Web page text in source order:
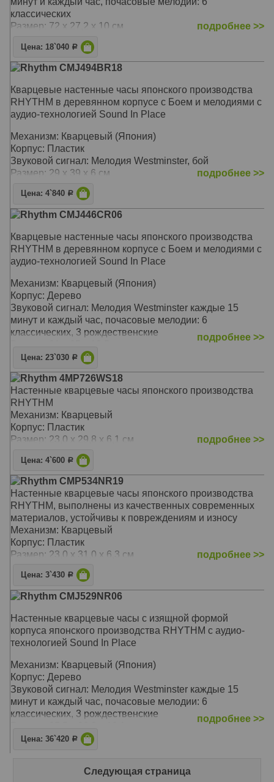
классических
Размер: 72 х 27,2 х 10 см
подробнее >>
Цена: 18`040 Р
Rhythm CMJ494BR18
Кварцевые настенные часы японского производства
RHYTHM в деревянном корпусе с Боем и мелодиями с
аудио-технологией Sound In Place
Механизм: Кварцевый (Япония)
Корпус: Пластик
Звуковой сигнал: Мелодия Westminster, бой
Размер: 29 х 39 х 6 см
подробнее >>
Цена: 4`840 Р
Rhythm CMJ446CR06
Кварцевые настенные часы японского производства
RHYTHM в деревянном корпусе с Боем и мелодиями с
аудио-технологией Sound In Place
Механизм: Кварцевый (Япония)
Корпус: Дерево
Звуковой сигнал: Мелодия Westminster каждые 15
минут и каждый час, почасовые мелодии: 6
классических, 3 рождественские
подробнее >>
Цена: 23`030 Р
Rhythm 4MP726WS18
Настенные кварцевые часы японского производства
RHYTHM
Механизм: Кварцевый
Корпус: Пластик
Размер: 23,0 x 29,8 x 6,1 см
подробнее >>
Цена: 4`600 Р
Rhythm CMP534NR19
Настенные кварцевые часы японского производства
RHYTHM, выполнены из качественных современных
материалов, устойчивы к повреждениям и износу
Механизм: Кварцевый
Корпус: Пластик
Размер: 23,0 х 31,0 х 6,3 см
подробнее >>
Цена: 3`430 Р
Rhythm CMJ529NR06
Настенные кварцевые часы с изящной формой
корпуса японского производства RHYTHM с аудио-
технологией Sound In Place
Механизм: Кварцевый (Япония)
Корпус: Дерево
Звуковой сигнал: Мелодия Westminster каждые 15
минут и каждый час, почасовые мелодии: 6
классических, 3 рождественские
подробнее >>
Цена: 36`420 Р
Следующая страница